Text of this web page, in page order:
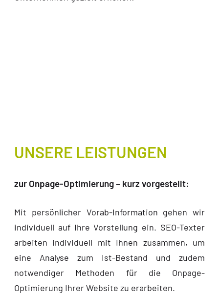
UNSERE LEISTUNGEN
zur Onpage-Optimierung – kurz vorgestellt:
Mit persönlicher Vorab-Information gehen wir
individuell auf Ihre Vorstellung ein. SEO-Texter
arbeiten individuell mit Ihnen zusammen, um
eine Analyse zum Ist-Bestand und zudem
notwendiger Methoden für die Onpage-
Optimierung Ihrer Website zu erarbeiten.